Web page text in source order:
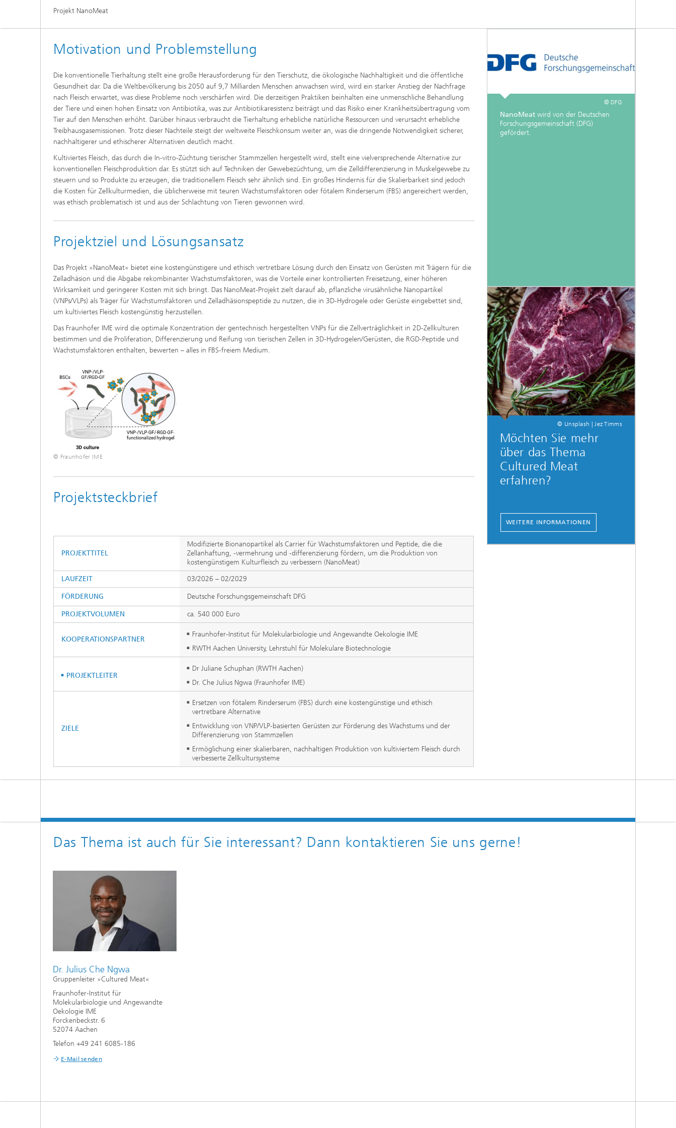
Projekt NanoMeat
Motivation und Problemstellung
Die konventionelle Tierhaltung stellt eine große Herausforderung für den Tierschutz, die ökologische Nachhaltigkeit und die öffentliche
Gesundheit dar. Da die Weltbevölkerung bis 2050 auf 9,7 Milliarden Menschen anwachsen wird, wird ein starker Anstieg der Nachfrage
nach Fleisch erwartet, was diese Probleme noch verschärfen wird. Die derzeitigen Praktiken beinhalten eine unmenschliche Behandlung
der Tiere und einen hohen Einsatz von Antibiotika, was zur Antibiotikaresistenz beiträgt und das Risiko einer Krankheitsübertragung vom
Tier auf den Menschen erhöht. Darüber hinaus verbraucht die Tierhaltung erhebliche natürliche Ressourcen und verursacht erhebliche
Treibhausgasemissionen. Trotz dieser Nachteile steigt der weltweite Fleischkonsum weiter an, was die dringende Notwendigkeit sicherer,
nachhaltigerer und ethischerer Alternativen deutlich macht.
Kultiviertes Fleisch, das durch die In-vitro-Züchtung tierischer Stammzellen hergestellt wird, stellt eine vielversprechende Alternative zur
konventionellen Fleischproduktion dar. Es stützt sich auf Techniken der Gewebezüchtung, um die Zelldifferenzierung in Muskelgewebe zu
steuern und so Produkte zu erzeugen, die traditionellem Fleisch sehr ähnlich sind. Ein großes Hindernis für die Skalierbarkeit sind jedoch
die Kosten für Zellkulturmedien, die üblicherweise mit teuren Wachstumsfaktoren oder fötalem Rinderserum (FBS) angereichert werden,
was ethisch problematisch ist und aus der Schlachtung von Tieren gewonnen wird.
Projektziel und Lösungsansatz
Das Projekt »NanoMeat« bietet eine kostengünstigere und ethisch vertretbare Lösung durch den Einsatz von Gerüsten mit Trägern für die
Zelladhäsion und die Abgabe rekombinanter Wachstumsfaktoren, was die Vorteile einer kontrollierten Freisetzung, einer höheren
Wirksamkeit und geringerer Kosten mit sich bringt. Das NanoMeat-Projekt zielt darauf ab, pflanzliche virusähnliche Nanopartikel
(VNPs/VLPs) als Träger für Wachstumsfaktoren und Zelladhäsionspeptide zu nutzen, die in 3D-Hydrogele oder Gerüste eingebettet sind,
um kultiviertes Fleisch kostengünstig herzustellen.
Das Fraunhofer IME wird die optimale Konzentration der gentechnisch hergestellten VNPs für die Zellverträglichkeit in 2D-Zellkulturen
bestimmen und die Proliferation, Differenzierung und Reifung von tierischen Zellen in 3D-Hydrogelen/Gerüsten, die RGD-Peptide und
Wachstumsfaktoren enthalten, bewerten – alles in FBS-freiem Medium.
© Fraunhofer IME
Projektsteckbrief
PROJEKTTITEL
Modifizierte Bionanopartikel als Carrier für Wachstumsfaktoren und Peptide, die die
Zellanhaftung, -vermehrung und -differenzierung fördern, um die Produktion von
kostengünstigem Kulturfleisch zu verbessern (NanoMeat)
LAUFZEIT
03/2026 – 02/2029
FÖRDERUNG Deutsche Forschungsgemeinschaft DFG
PROJEKTVOLUMEN ca. 540 000 Euro
KOOPERATIONSPARTNER
Fraunhofer-Institut für Molekularbiologie und Angewandte Oekologie IME
RWTH Aachen University, Lehrstuhl für Molekulare Biotechnologie
PROJEKTLEITER
Dr Juliane Schuphan (RWTH Aachen)
Dr. Che Julius Ngwa (Fraunhofer IME)
ZIELE
Ersetzen von fötalem Rinderserum (FBS) durch eine kostengünstige und ethisch
vertretbare Alternative
Entwicklung von VNP/VLP-basierten Gerüsten zur Förderung des Wachstums und der
Differenzierung von Stammzellen
Ermöglichung einer skalierbaren, nachhaltigen Produktion von kultiviertem Fleisch durch
verbesserte Zellkultursysteme
© DFG
NanoMeatwird von der Deutschen
Forschungsgemeinschaft (DFG)
gefördert.
© Unsplash | Jez Timms
Möchten Sie mehr
über das Thema
Cultured Meat
erfahren?
WEITERE INFORMATIONEN
Das Thema ist auch für Sie interessant? Dann kontaktieren Sie uns gerne!
Dr. Julius Che Ngwa
Gruppenleiter »Cultured Meat«
Fraunhofer-Institut für
Molekularbiologie und Angewandte
Oekologie IME
Forckenbeckstr. 6
52074 Aachen
Telefon +49 241 6085-186
E-Mail senden